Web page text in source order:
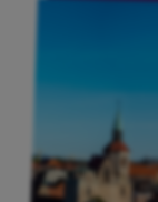
Events